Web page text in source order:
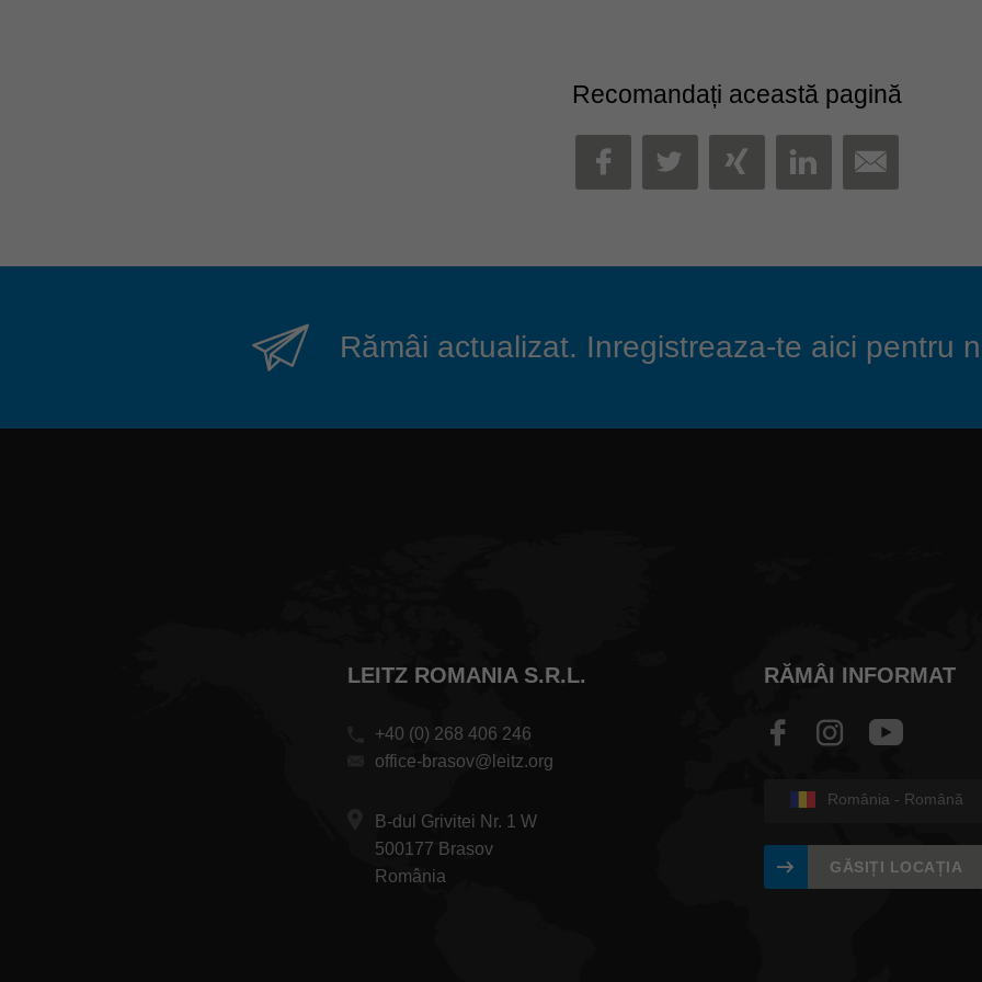
Recomandați această pagină
FACEBOOK
TWITTER
XINGLINKEDIN
MAIL
Rămâi actualizat. Inregistreaza-te aici pentru
LEITZ ROMANIA S.R.L.
+40 (0) 268 406 246
office-brasov@leitz.org
B-dul Grivitei Nr. 1 W
500177 Brasov
România
RĂMÂI INFORMAT
România - Română
GĂSIȚI LOCAȚIA